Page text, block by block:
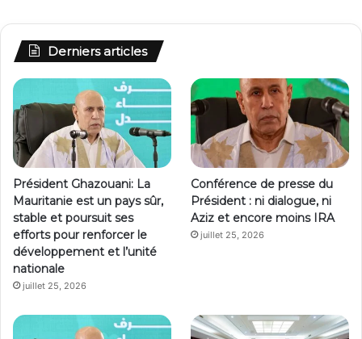
Derniers articles
Président Ghazouani: La
Mauritanie est un pays sûr,
stable et poursuit ses
efforts pour renforcer le
développement et l’unité
nationale
juillet 25, 2026
Conférence de presse du
Président : ni dialogue, ni
Aziz et encore moins IRA
juillet 25, 2026